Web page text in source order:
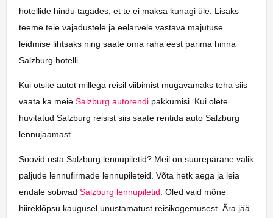
hotellide hindu tagades, et te ei maksa kunagi üle. Lisaks
teeme teie vajadustele ja eelarvele vastava majutuse
leidmise lihtsaks ning saate oma raha eest parima hinna
Salzburg hotelli.
Kui otsite autot millega reisil viibimist mugavamaks teha siis
vaata ka meie Salzburg autorendi pakkumisi. Kui olete
huvitatud Salzburg reisist siis saate rentida auto Salzburg
lennujaamast.
Soovid osta Salzburg lennupiletid? Meil on suurepärane valik
paljude lennufirmade lennupileteid. Võta hetk aega ja leia
endale sobivad Salzburg lennupiletid. Oled vaid mõne
hiireklõpsu kaugusel unustamatust reisikogemusest. Ära jää